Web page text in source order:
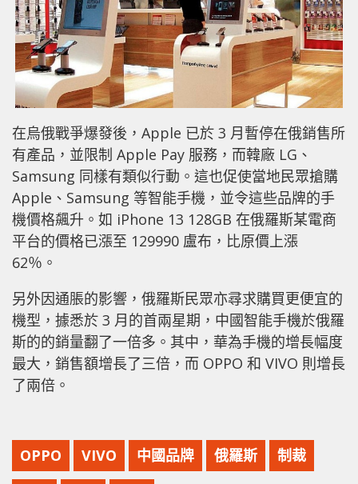
在烏俄戰爭爆發後，Apple 已於 3 月暫停在俄銷售所
有產品，並限制 Apple Pay 服務，而韓廠 LG、
Samsung 同樣有類似行動。這也促使當地民眾搶購
Apple、Samsung 等智能手機，並令這些品牌的手
機價格飆升。如 iPhone 13 128GB 在俄羅斯某電商
平台的價格已漲至 129990 盧布，比原價上漲
62％。
另外因通脹的影響，俄羅斯民眾亦尋求購買更便宜的
機型，據悉於 3 月的首兩星期，中國智能手機於俄羅
斯的的銷量翻了一倍多。其中，華為手機的增長幅度
最大，銷售額增長了三倍，而 OPPO 和 VIVO 則增長
了兩倍。
OPPO VIVO 中國品牌 俄羅斯 制裁